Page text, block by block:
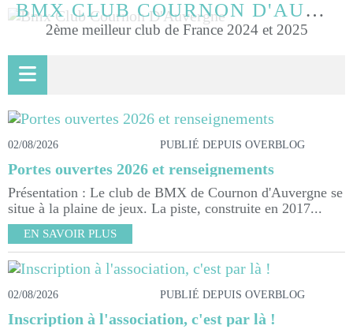
BMX CLUB COURNON D'AUVERGNE
2ème meilleur club de France 2024 et 2025
02/08/2026 PUBLIÉ DEPUIS OVERBLOG
Portes ouvertes 2026 et renseignements
Présentation : Le club de BMX de Cournon d'Auvergne se
situe à la plaine de jeux. La piste, construite en 2017...
EN SAVOIR PLUS
02/08/2026 PUBLIÉ DEPUIS OVERBLOG
Inscription à l'association, c'est par là !